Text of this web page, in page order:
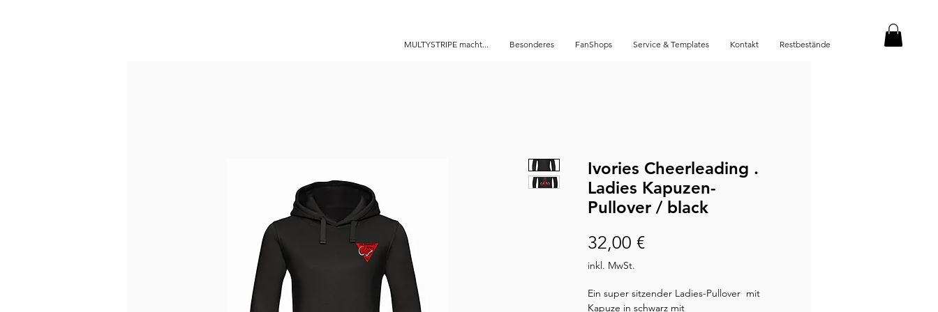
MULTYSTRIPE macht... Besonderes FanShops Service & Templates Kontakt Restbestände
Ivories Cheerleading .
Ladies Kapuzen-
Pullover / black
32,00 €Preis
inkl. MwSt.
Ein super sitzender Ladies-Pullover mit
Kapuze in schwarz mit